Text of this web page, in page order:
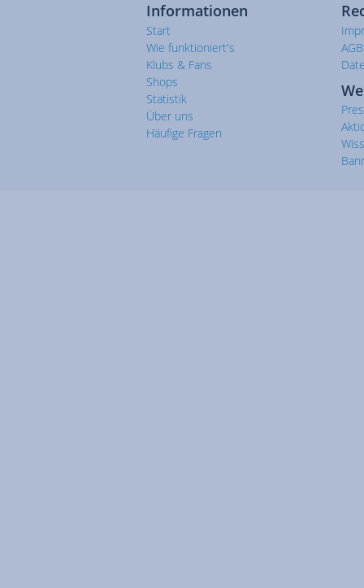
Informationen
Start
Wie funktioniert's
Klubs & Fans
Shops
Statistik
Über uns
Häufige Fragen
AGB